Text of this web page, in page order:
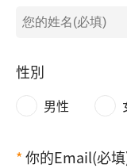
性別
男性
你的Email(必